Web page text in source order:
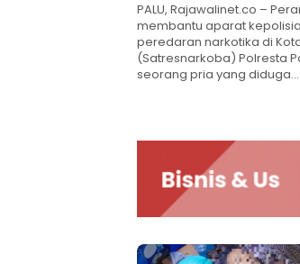
PALU, Rajawalinet.co –
membantu aparat
peredaran narkotika di
(Satresnarkoba) Polresta
seorang pria yang diduga…